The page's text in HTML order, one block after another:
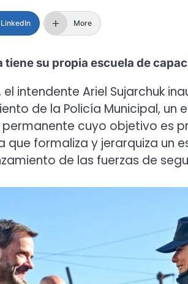
LinkedIn More
tiene su propia escuela de
el intendente Ariel Sujarchuk
de la Policía Municipal, un
cuyo objetivo es
que formaliza y jerarquiza un
de las fuerzas de